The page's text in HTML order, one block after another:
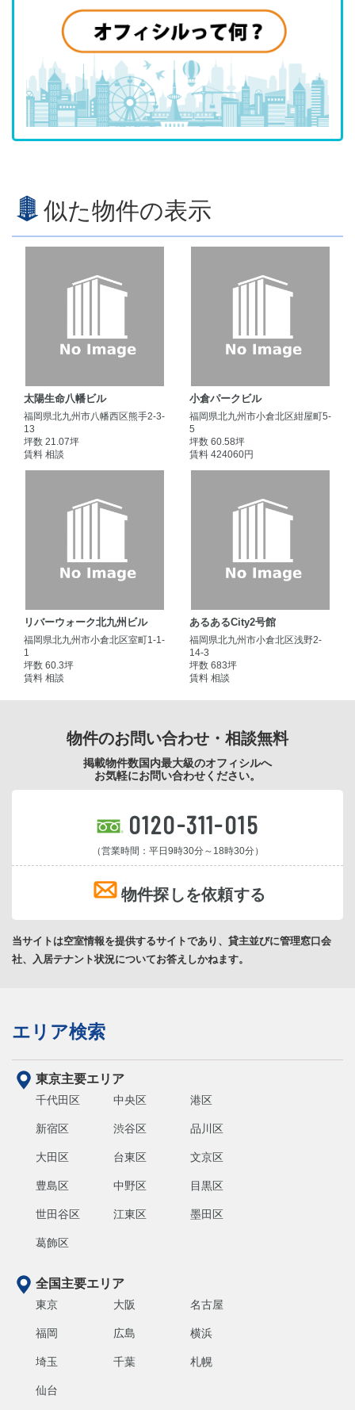
似た物件の表示
太陽生命八幡ビル
福岡県北九州市八幡西区熊手2-3-
13
坪数 21.07坪
賃料 相談
小倉パークビル
福岡県北九州市小倉北区紺屋町5-
5
坪数 60.58坪
賃料 424060円
リバーウォーク北九州ビル
福岡県北九州市小倉北区室町1-1-
1
坪数 60.3坪
賃料 相談
あるあるCity2号館
福岡県北九州市小倉北区浅野2-
14-3
坪数 683坪
賃料 相談
物件のお問い合わせ・相談無料
掲載物件数国内最大級のオフィシルへ
お気軽にお問い合わせください。
0120-311-015
（営業時間：平日9時30分～18時30分）
物件探しを依頼する
当サイトは空室情報を提供するサイトであり、貸主並びに管理窓口会
社、入居テナント状況についてお答えしかねます。
エリア検索
東京主要エリア
千代田区 中央区 港区
新宿区 渋谷区 品川区
大田区 台東区 文京区
豊島区 中野区 目黒区
世田谷区 江東区 墨田区
葛飾区
全国主要エリア
東京 大阪 名古屋
福岡 広島 横浜
埼玉 千葉 札幌
仙台